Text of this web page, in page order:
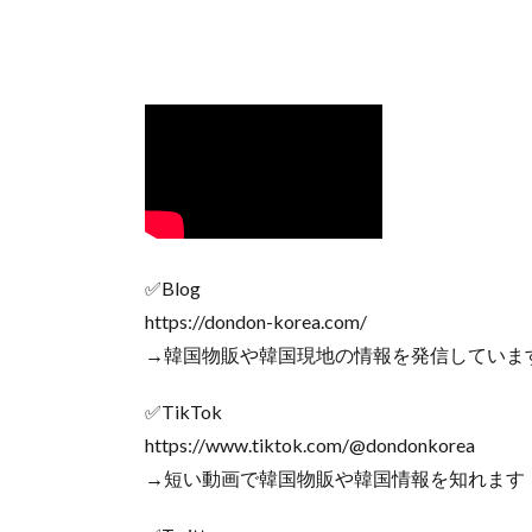
✅Blog
https://dondon-korea.com/
→韓国物販や韓国現地の情報を発信していま
✅TikTok
https://www.tiktok.com/@dondonkorea
→短い動画で韓国物販や韓国情報を知れます